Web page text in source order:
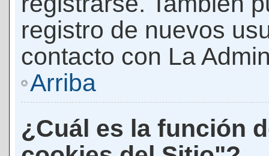
registro de nuevos
contacto con La
Arriba
¿Cuál es la función